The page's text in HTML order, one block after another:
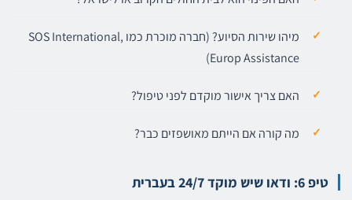
מיהו שירות הסיוע? (חברה מוכרת כמו SOS International,
Europ Assistance)
האם צריך אישור מוקדם לפני טיפול?
מה קורה אם הייתם מאושפזים כבר?
טיפ 6: ודאו שיש מוקד 24/7 בעברית